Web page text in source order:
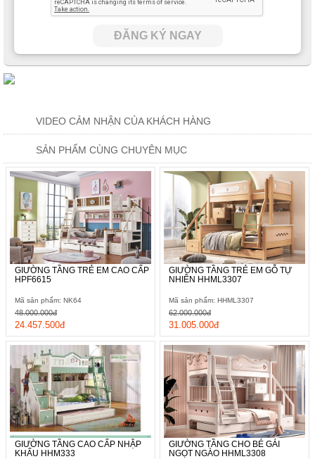
ĐĂNG KÝ NGAY
VIDEO CẢM NHẬN CỦA KHÁCH HÀNG
SẢN PHẨM CÙNG CHUYÊN MỤC
GIƯỜNG TẦNG TRẺ EM CAO CẤP
HPF6615
Mã sản phẩm: NK64
24.457.500đ
48.000.000đ
GIƯỜNG TẦNG TRẺ EM GỖ TỰ
NHIÊN HHML3307
Mã sản phẩm: HHML3307
31.005.000đ
62.000.000đ
GIƯỜNG TẦNG CAO CẤP NHẬP
KHẨU HHM333
GIƯỜNG TẦNG CHO BÉ GÁI
NGỌT NGÀO HHML3308